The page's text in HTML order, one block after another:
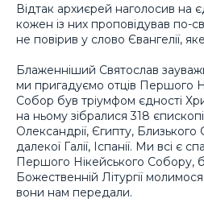
Відтак архиєрей наголосив на
кожен із них проповідував по-
не повірив у слово Євангелії,
Блаженніший Святослав
ми пригадуємо отців Першого
Собор був тріумфом єдності
на ньому зібралися 318
Олександрії, Єгипту, Близького
далекої Галії, Іспанії. Ми всі є
Першого Нікейського Собору,
Божественній Літургії
вони нам передали.